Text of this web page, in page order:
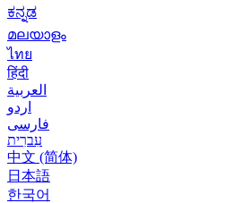
ಕನ್ನಡ
മലയാളം
ไทย
हिंदी
العربية
اردو
فارسی
עִברִית
中文 (简体)
日本語
한국어